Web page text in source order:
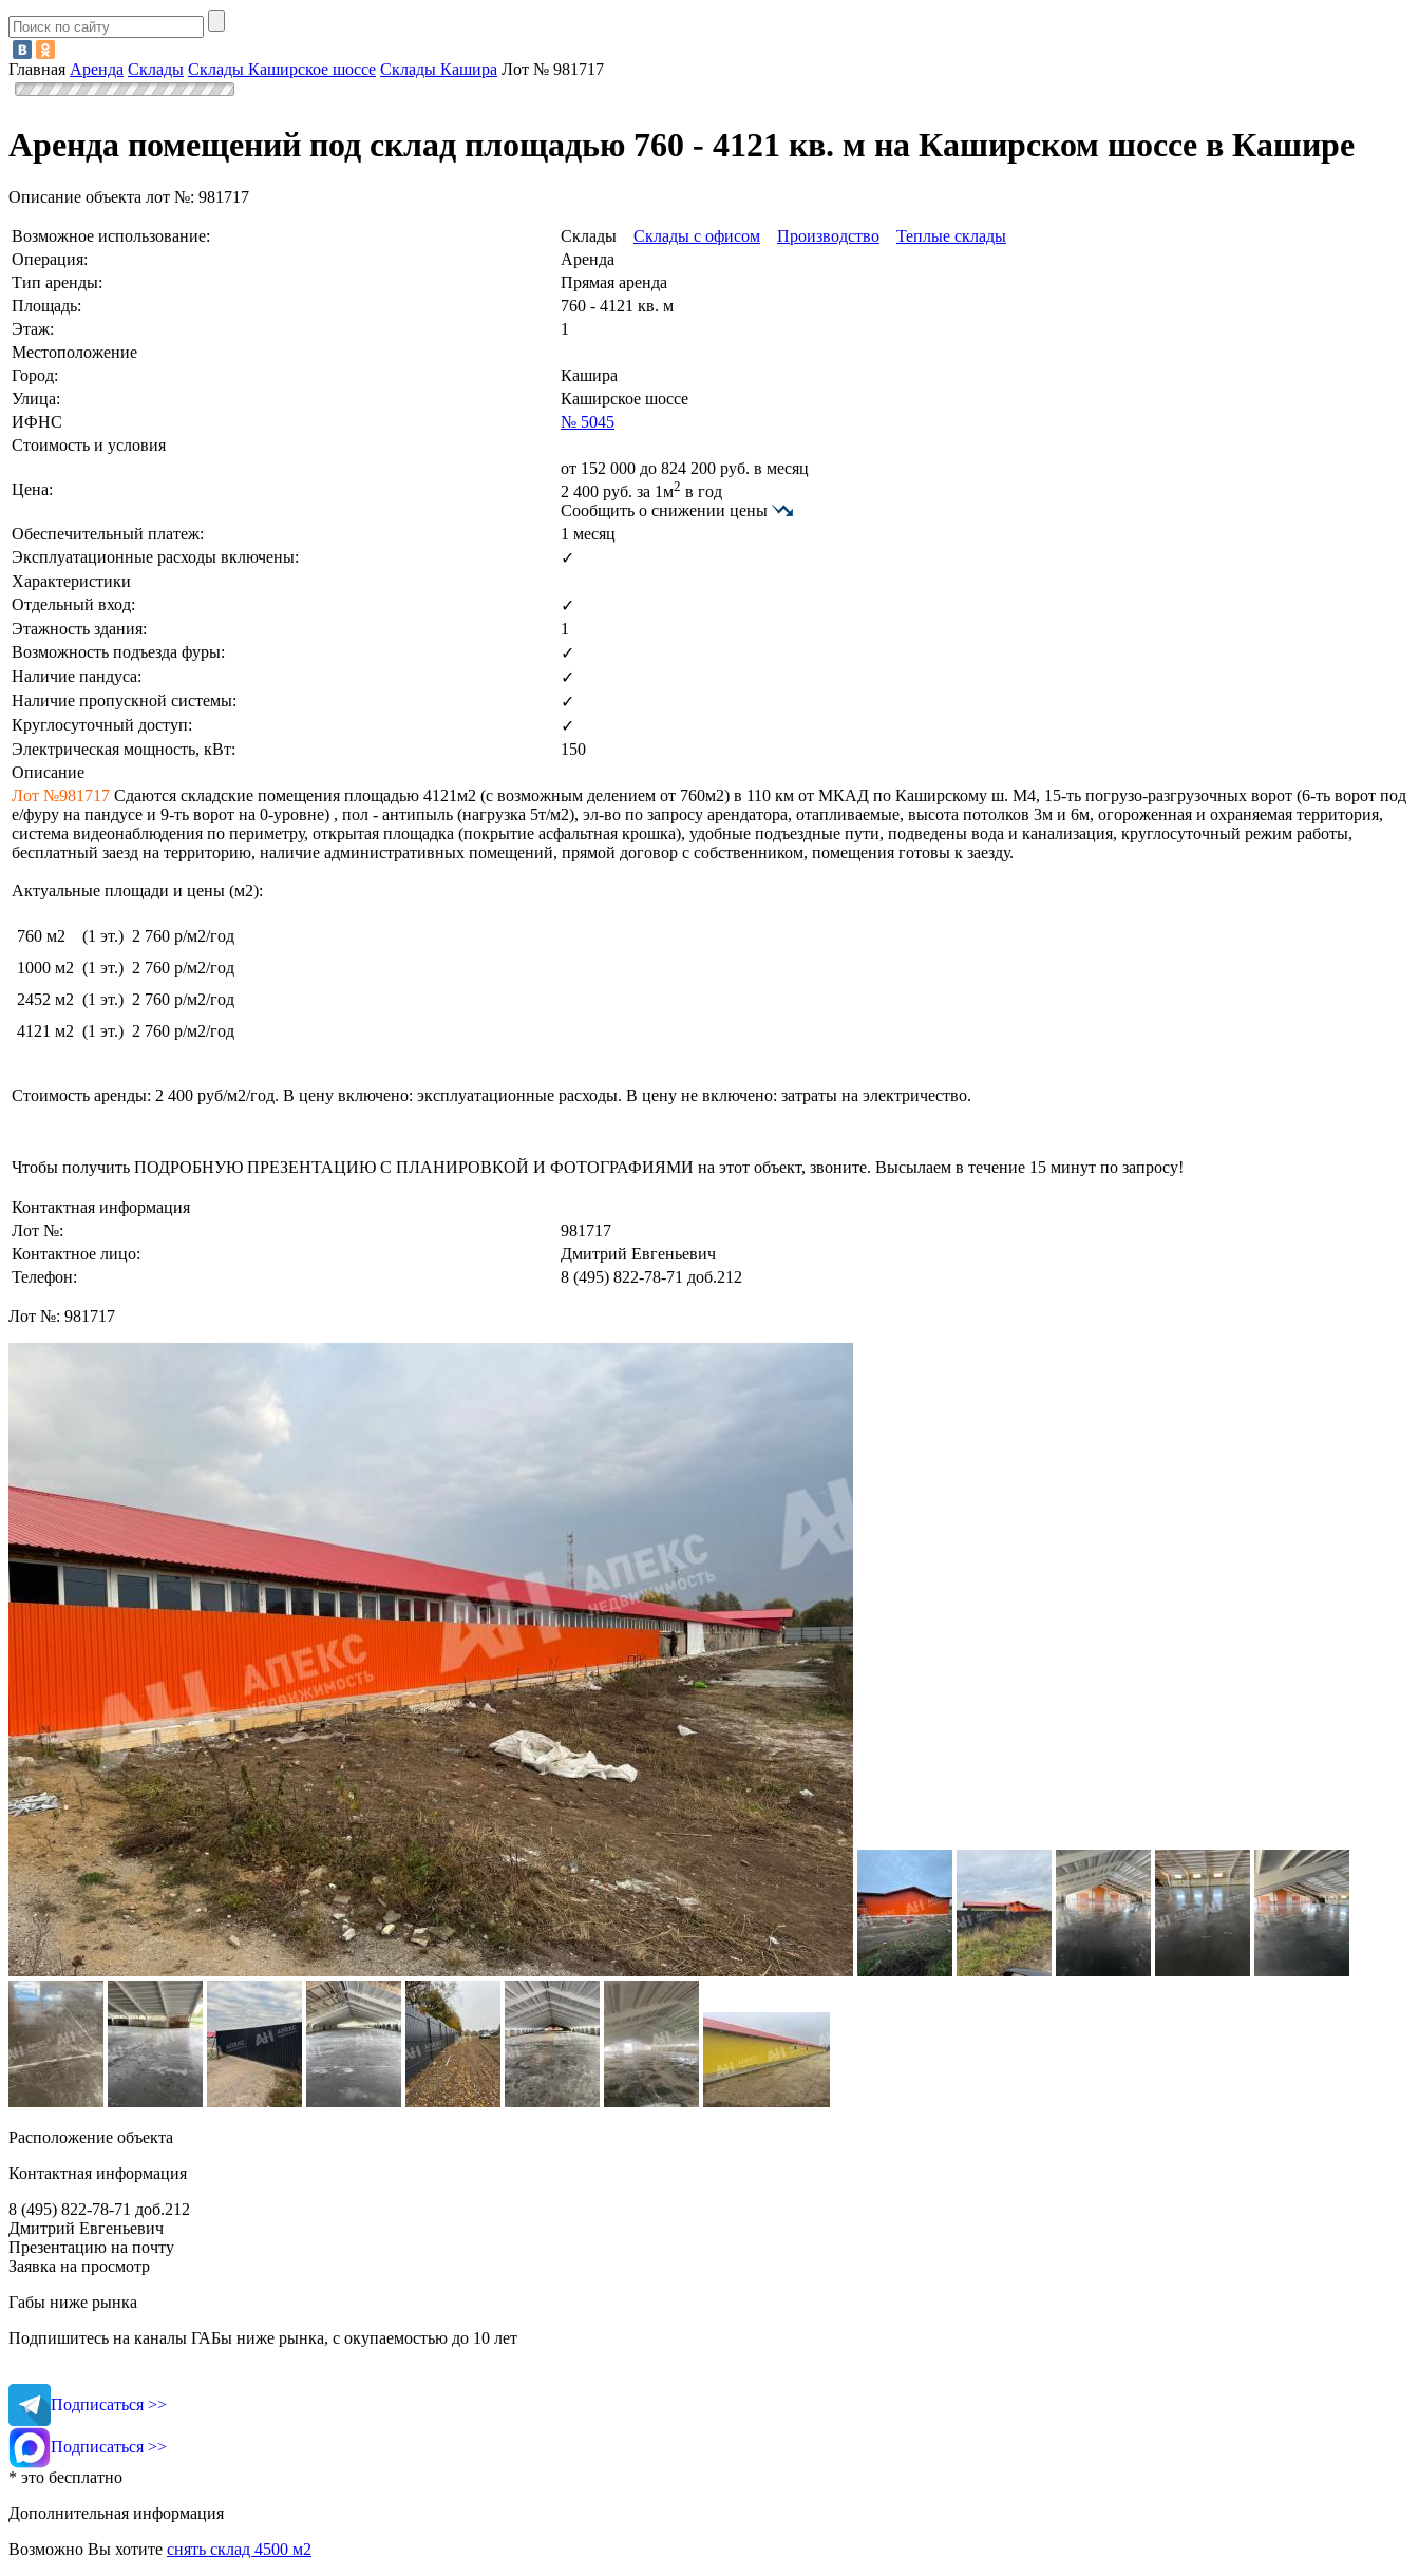
Главная Аренда Склады Склады Каширское шоссе Склады Кашира Лот № 981717
Аренда помещений под склад площадью 760 - 4121 кв. м на Каширском шоссе в Кашире
Описание объекта лот №: 981717
Возможное использование: Склады Склады с офисом Производство
Теплые склады
Операция:
Аренда
Тип аренды:
Прямая аренда
Площадь:
760 - 4121 кв. м
Этаж:
1
Местоположение
Город:
Кашира
Улица:
Каширское шоссе
ИФНС
№ 5045
Стоимость и условия
Цена:
от 152 000 до 824 200 руб. в месяц
2 400 руб. за 1м2 в год
Сообщить о снижении цены
Обеспечительный платеж:
1 месяц
Эксплуатационные расходы включены:
✓
Характеристики
Отдельный вход:
✓
Этажность здания:
1
Возможность подъезда фуры:
✓
Наличие пандуса:
✓
Наличие пропускной системы:
✓
Круглосуточный доступ:
✓
Электрическая мощность, кВт:
150
Описание
Лот №981717 Сдаются складские помещения площадью 4121м2 (с возможным делением от 760м2) в 110 км от МКАД по Каширскому ш. М4, 15-ть погрузо-разгрузочных ворот (6-ть ворот под
е/фуру на пандусе и 9-ть ворот на 0-уровне) , пол - антипыль (нагрузка 5т/м2), эл-во по запросу арендатора, отапливаемые, высота потолков 3м и 6м, огороженная и охраняемая территория,
система видеонаблюдения по периметру, открытая площадка (покрытие асфальтная крошка), удобные подъездные пути, подведены вода и канализация, круглосуточный режим работы,
бесплатный заезд на территорию, наличие административных помещений, прямой договор с собственником, помещения готовы к заезду.
Актуальные площади и цены (м2):
760 м2 (1 эт.) 2 760 р/м2/год
1000 м2 (1 эт.) 2 760 р/м2/год
2452 м2 (1 эт.) 2 760 р/м2/год
4121 м2 (1 эт.) 2 760 р/м2/год
Стоимость аренды: 2 400 руб/м2/год. В цену включено: эксплуатационные расходы. В цену не включено: затраты на электричество.
Чтобы получить ПОДРОБНУЮ ПРЕЗЕНТАЦИЮ С ПЛАНИРОВКОЙ И ФОТОГРАФИЯМИ на этот объект, звоните. Высылаем в течение 15 минут по запросу!
Контактная информация
Лот №:
981717
Контактное лицо:
Дмитрий Евгеньевич
Телефон:
8 (495) 822-78-71 доб.212
Лот №: 981717
Расположение объекта
Контактная информация
8 (495) 822-78-71 доб.212
Дмитрий Евгеньевич
Презентацию на почту
Заявка на просмотр
Габы ниже рынка
Подпишитесь на каналы ГАБы ниже рынка, с окупаемостью до 10 лет
Подписаться >>
Подписаться >>
* это бесплатно
Дополнительная информация
Возможно Вы хотите снять склад 4500 м2